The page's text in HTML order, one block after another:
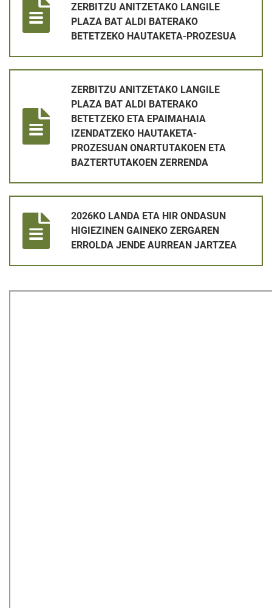
ZERBITZU ANITZETAKO LANGILE
PLAZA BAT ALDI BATERAKO
BETETZEKO HAUTAKETA-PROZESUA
ZERBITZU ANITZETAKO LANGILE
PLAZA BAT ALDI BATERAKO
BETETZEKO ETA EPAIMAHAIA
IZENDATZEKO HAUTAKETA-
PROZESUAN ONARTUTAKOEN ETA
BAZTERTUTAKOEN ZERRENDA
2026KO LANDA ETA HIR ONDASUN
HIGIEZINEN GAINEKO ZERGAREN
ERROLDA JENDE AURREAN JARTZEA